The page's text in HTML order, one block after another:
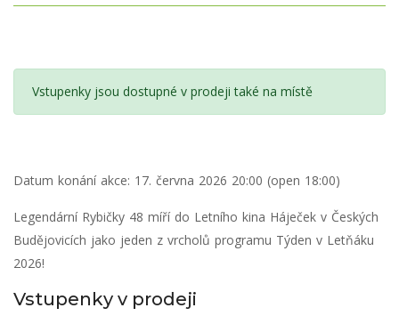
Vstupenky jsou dostupné v prodeji také na místě
Datum konání akce: 17. června 2026 20:00 (open 18:00)
Legendární Rybičky 48 míří do Letního kina Háječek v Českých
Budějovicích jako jeden z vrcholů programu Týden v Letňáku
2026!
Vstupenky v prodeji